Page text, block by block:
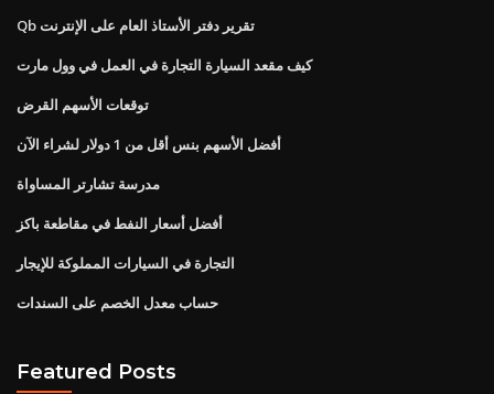
Qb تقرير دفتر الأستاذ العام على الإنترنت
كيف مقعد السيارة التجارة في العمل في وول مارت
توقعات الأسهم القرض
أفضل الأسهم بنس أقل من 1 دولار لشراء الآن
مدرسة تشارتر المساواة
أفضل أسعار النفط في مقاطعة باكز
التجارة في السيارات المملوكة للإيجار
حساب معدل الخصم على السندات
Featured Posts